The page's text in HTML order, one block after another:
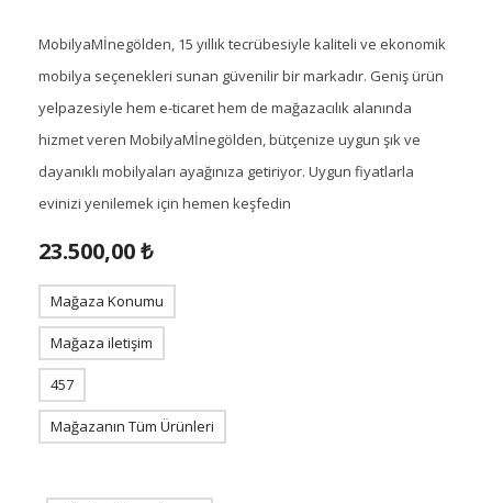
MobilyaMİnegölden, 15 yıllık tecrübesiyle kaliteli ve ekonomik
mobilya seçenekleri sunan güvenilir bir markadır. Geniş ürün
yelpazesiyle hem e-ticaret hem de mağazacılık alanında
hizmet veren MobilyaMİnegölden, bütçenize uygun şık ve
dayanıklı mobilyaları ayağınıza getiriyor. Uygun fiyatlarla
evinizi yenilemek için hemen keşfedin
23.500,00 ₺
Mağaza Konumu
Mağaza iletişim
457
Mağazanın Tüm Ürünleri